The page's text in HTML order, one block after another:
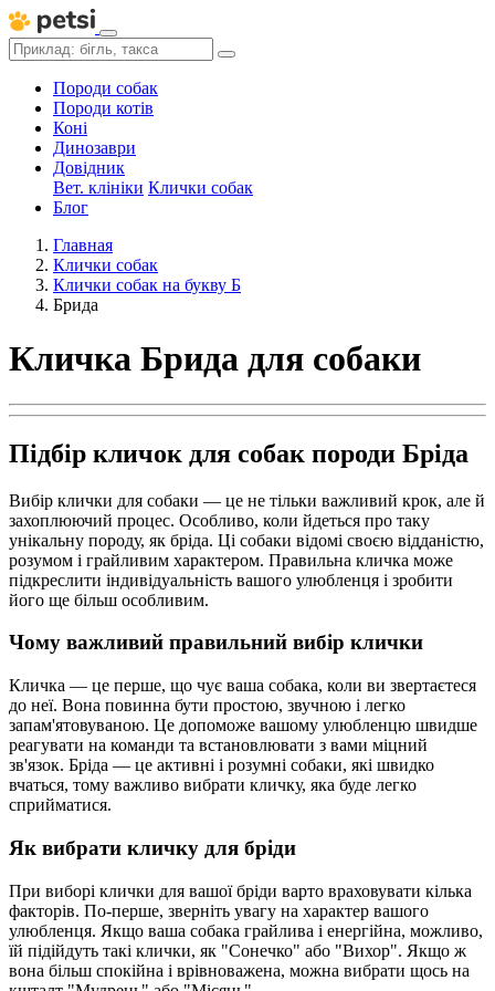
Породи собак
Породи котів
Коні
Динозаври
Довідник
Вет. клініки Клички собак
Блог
Главная
Клички собак
Клички собак на букву Б
Брида
Кличка Брида для собаки
Підбір кличок для собак породи Бріда
Вибір клички для собаки — це не тільки важливий крок, але й
захоплюючий процес. Особливо, коли йдеться про таку
унікальну породу, як бріда. Ці собаки відомі своєю відданістю,
розумом і грайливим характером. Правильна кличка може
підкреслити індивідуальність вашого улюбленця і зробити
його ще більш особливим.
Чому важливий правильний вибір клички
Кличка — це перше, що чує ваша собака, коли ви звертаєтеся
до неї. Вона повинна бути простою, звучною і легко
запам'ятовуваною. Це допоможе вашому улюбленцю швидше
реагувати на команди та встановлювати з вами міцний
зв'язок. Бріда — це активні і розумні собаки, які швидко
вчаться, тому важливо вибрати кличку, яка буде легко
сприйматися.
Як вибрати кличку для бріди
При виборі клички для вашої бріди варто враховувати кілька
факторів. По-перше, зверніть увагу на характер вашого
улюбленця. Якщо ваша собака грайлива і енергійна, можливо,
їй підійдуть такі клички, як "Сонечко" або "Вихор". Якщо ж
вона більш спокійна і врівноважена, можна вибрати щось на